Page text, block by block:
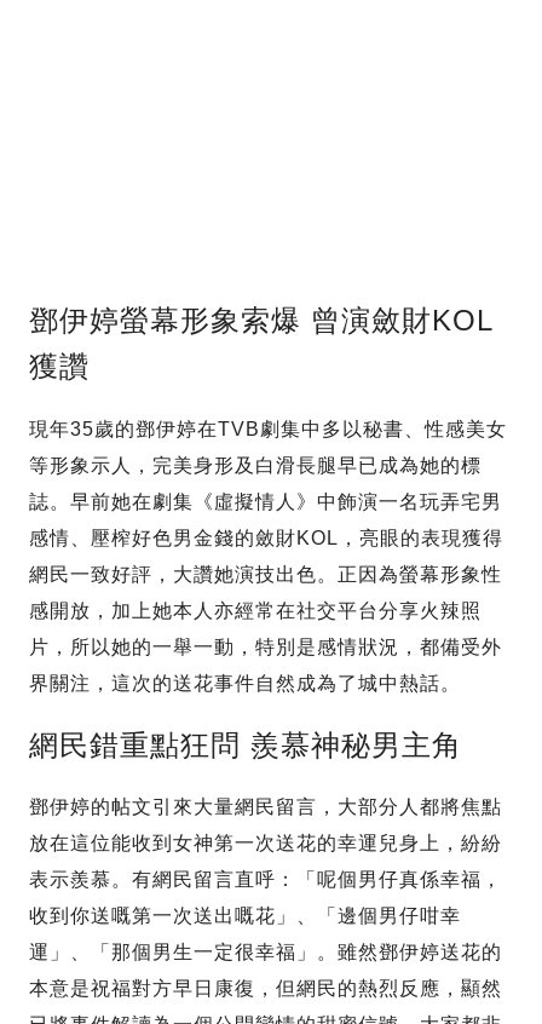
鄧伊婷螢幕形象索爆 曾演斂財KOL
獲讚
現年35歲的鄧伊婷在TVB劇集中多以秘書、性感美女
等形象示人，完美身形及白滑長腿早已成為她的標
誌。早前她在劇集《虛擬情人》中飾演一名玩弄宅男
感情、壓榨好色男金錢的斂財KOL，亮眼的表現獲得
網民一致好評，大讚她演技出色。正因為螢幕形象性
感開放，加上她本人亦經常在社交平台分享火辣照
片，所以她的一舉一動，特別是感情狀況，都備受外
界關注，這次的送花事件自然成為了城中熱話。
網民錯重點狂問 羨慕神秘男主角
鄧伊婷的帖文引來大量網民留言，大部分人都將焦點
放在這位能收到女神第一次送花的幸運兒身上，紛紛
表示羨慕。有網民留言直呼：「呢個男仔真係幸福，
收到你送嘅第一次送出嘅花」、「邊個男仔咁幸
運」、「那個男生一定很幸福」。雖然鄧伊婷送花的
本意是祝福對方早日康復，但網民的熱烈反應，顯然